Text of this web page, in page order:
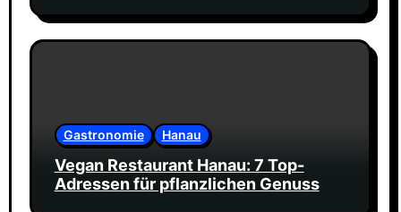
Gastronomie Hanau
Vegan Restaurant Hanau: 7 Top-
Adressen für pflanzlichen Genuss